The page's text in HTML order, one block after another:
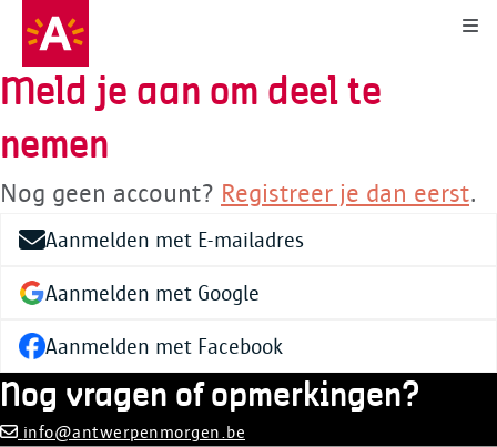
Meld je aan om deel te
nemen
Nog geen account? Registreer je dan eerst.
Aanmelden met E-mailadres
Aanmelden met Google
Aanmelden met Facebook
Nog vragen of opmerkingen?
info@antwerpenmorgen.be